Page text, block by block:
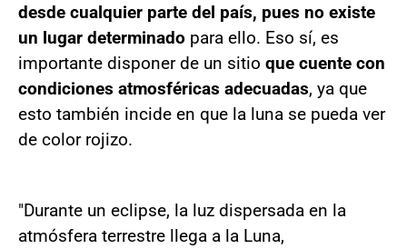
desde cualquier parte del país, pues no existe
un lugar determinado para ello. Eso sí, es
importante disponer de un sitio que cuente con
condiciones atmosféricas adecuadas, ya que
esto también incide en que la luna se pueda ver
de color rojizo.
"Durante un eclipse, la luz dispersada en la
atmósfera terrestre llega a la Luna,